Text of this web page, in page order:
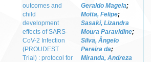
outcomes and
child
development
effects of SARS-
CoV-2 Infection
(PROUDEST
Trial) : protocol for
Geraldo Magela;
Motta, Felipe;
Sasaki, Lizandra
Moura Paravidine;
Silva, Ângelo
Pereira da;
Miranda, Andreza